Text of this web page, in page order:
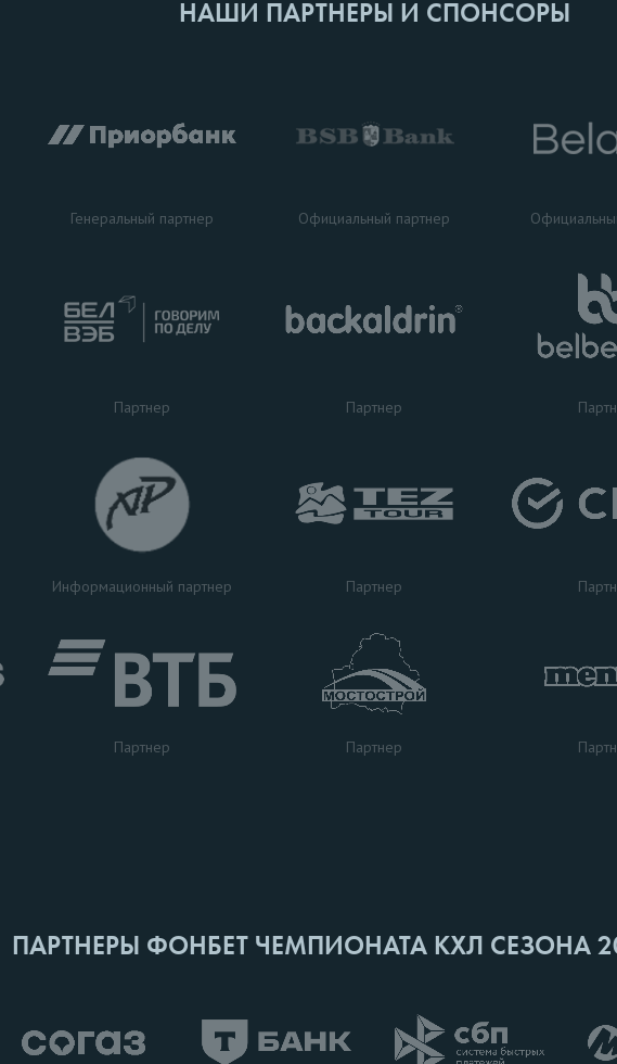
НАШИ ПАРТНЕРЫ И СПОНСОРЫ
Генеральный партнер Официальный партнер
Партнер Партнер
Информационный партнер Партнер
Партнер Партнер
ПАРТНЕРЫ ФОНБЕТ ЧЕМПИОНАТА КХЛ СЕЗОНА